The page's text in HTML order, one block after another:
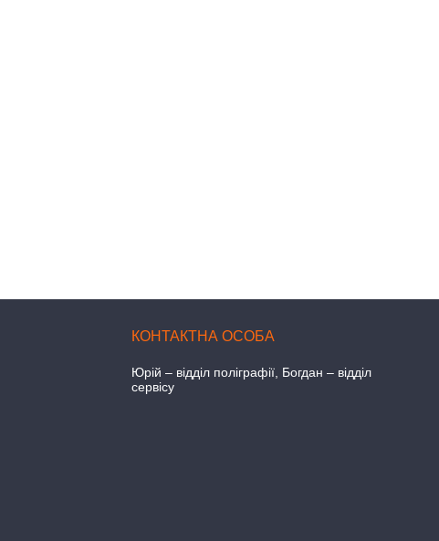
Юрій – відділ поліграфії, Богдан – відділ
сервісу